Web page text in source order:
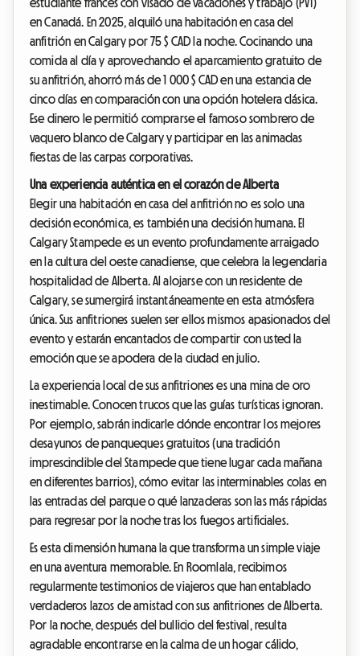
en Canadá. En 2025, alquiló una habitación en casa del
anfitrión en Calgary por 75 $ CAD la noche. Cocinando una
comida al día y aprovechando el aparcamiento gratuito de
su anfitrión, ahorró más de 1 000 $ CAD en una estancia de
cinco días en comparación con una opción hotelera clásica.
Ese dinero le permitió comprarse el famoso sombrero de
vaquero blanco de Calgary y participar en las animadas
fiestas de las carpas corporativas.
Una experiencia auténtica en el corazón de Alberta
Elegir una habitación en casa del anfitrión no es solo una
decisión económica, es también una decisión humana. El
Calgary Stampede es un evento profundamente arraigado
en la cultura del oeste canadiense, que celebra la legendaria
hospitalidad de Alberta. Al alojarse con un residente de
Calgary, se sumergirá instantáneamente en esta atmósfera
única. Sus anfitriones suelen ser ellos mismos apasionados del
evento y estarán encantados de compartir con usted la
emoción que se apodera de la ciudad en julio.
La experiencia local de sus anfitriones es una mina de oro
inestimable. Conocen trucos que las guías turísticas ignoran.
Por ejemplo, sabrán indicarle dónde encontrar los mejores
desayunos de panqueques gratuitos (una tradición
imprescindible del Stampede que tiene lugar cada mañana
en diferentes barrios), cómo evitar las interminables colas en
las entradas del parque o qué lanzaderas son las más rápidas
para regresar por la noche tras los fuegos artificiales.
Es esta dimensión humana la que transforma un simple viaje
en una aventura memorable. En Roomlala, recibimos
regularmente testimonios de viajeros que han entablado
verdaderos lazos de amistad con sus anfitriones de Alberta.
Por la noche, después del bullicio del festival, resulta
agradable encontrarse en la calma de un hogar cálido,